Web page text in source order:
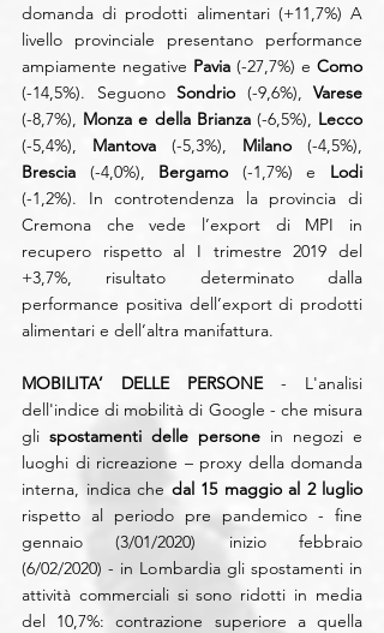
domanda di prodotti alimentari (+11,7%) A
livello provinciale presentano performance
ampiamente negative Pavia (-27,7%) e Como
(-14,5%). Seguono Sondrio (-9,6%), Varese
(-8,7%), Monza e della Brianza (-6,5%),
(-5,4%), Mantova (-5,3%), Milano
Brescia (-4,0%), Bergamo (-1,7%) e Lodi
(-1,2%). In controtendenza la provincia di
Cremona che vede l’export di MPI in
recupero rispetto al I trimestre 2019 del
+3,7%, risultato determinato dalla
performance positiva dell’export di prodotti
alimentari e dell’altra manifattura.
MOBILITA’ DELLE PERSONE - L'analisi
dell'indice di mobilità di Google - che misura
gli spostamenti delle persone in negozi e
luoghi di ricreazione – proxy della domanda
interna, indica che dal 15 maggio al 2 luglio
rispetto al periodo pre pandemico - fine
gennaio (3/01/2020) inizio febbraio
(6/02/2020) - in Lombardia gli spostamenti in
attività commerciali si sono ridotti in media
del 10,7%: contrazione superiore a quella